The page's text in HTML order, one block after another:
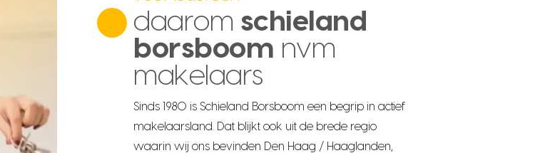
daarom schieland
borsboom nvm
makelaars
Sinds 1980 is Schieland Borsboom een begrip in actief
makelaarsland. Dat blijkt ook uit de brede regio
waarin wij ons bevinden Den Haag / Haaglanden,